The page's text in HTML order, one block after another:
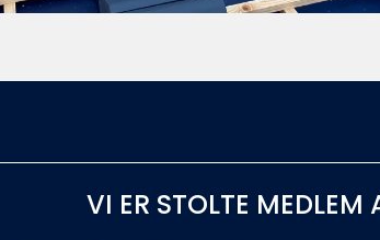
VI ER STOLTE MEDLEM